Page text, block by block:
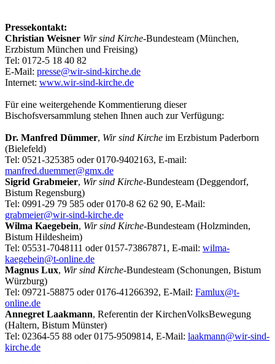
Pressekontakt:
Christian Weisner Wir sind Kirche-Bundesteam (München,
Erzbistum München und Freising)
Tel: 0172-5 18 40 82
E-Mail: presse@wir-sind-kirche.de
Internet: www.wir-sind-kirche.de
Für eine weitergehende Kommentierung dieser
Bischofsversammlung stehen Ihnen auch zur Verfügung:
Dr. Manfred Dümmer, Wir sind Kirche im Erzbistum Paderborn
(Bielefeld)
Tel: 0521-325385 oder 0170-9402163, E-mail:
manfred.duemmer@gmx.de
Sigrid Grabmeier, Wir sind Kirche-Bundesteam (Deggendorf,
Bistum Regensburg)
Tel: 0991-29 79 585 oder 0170-8 62 62 90, E-Mail:
grabmeier@wir-sind-kirche.de
Wilma Kaegebein, Wir sind Kirche-Bundesteam (Holzminden,
Bistum Hildesheim)
Tel: 05531-7048111 oder 0157-73867871, E-mail: wilma-
kaegebein@t-online.de
Magnus Lux, Wir sind Kirche-Bundesteam (Schonungen, Bistum
Würzburg)
Tel: 09721-58875 oder 0176-41266392, E-Mail: Famlux@t-
online.de
Annegret Laakmann, Referentin der KirchenVolksBewegung
(Haltern, Bistum Münster)
Tel: 02364-55 88 oder 0175-9509814, E-Mail: laakmann@wir-sind-
kirche.de